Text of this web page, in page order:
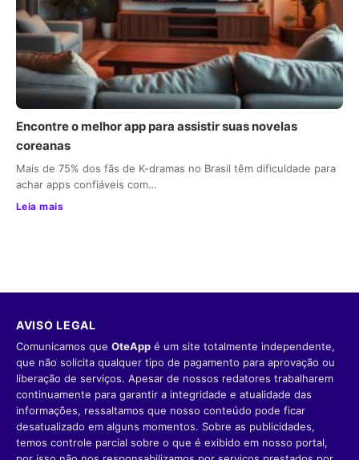
Encontre o melhor app para assistir suas novelas
coreanas
Mais de 75% dos fãs de K-dramas no Brasil têm dificuldade para
achar apps confiáveis com…
Leia mais
AVISO LEGAL
Comunicamos que OteApp é um site totalmente independente,
que não solicita qualquer tipo de pagamento para aprovação ou
liberação de serviços. Apesar de nossos redatores trabalharem
continuamente para garantir a integridade e atualidade das
informações, ressaltamos que nosso conteúdo pode ficar
desatualizado em alguns momentos. Sobre as publicidades,
temos controle parcial sobre o que é exibido em nosso portal,